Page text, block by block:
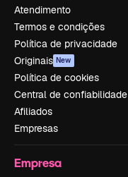
Atendimento
Termos e condições
Política de privacidade
Originais New
Política de cookies
Central de confiabilidade
Afiliados
Empresas
Empresa